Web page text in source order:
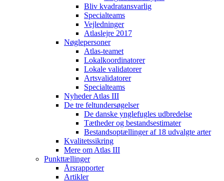
Bliv kvadratansvarlig
Specialteams
Vejledninger
Atlaslejre 2017
Nøglepersoner
Atlas-teamet
Lokalkoordinatorer
Lokale validatorer
Artsvalidatorer
Specialteams
Nyheder Atlas III
De tre feltundersøgelser
De danske ynglefugles udbredelse
Tætheder og bestandsestimater
Bestandsoptællinger af 18 udvalgte arter
Kvalitetssikring
Mere om Atlas III
Punkttællinger
Årsrapporter
Artikler